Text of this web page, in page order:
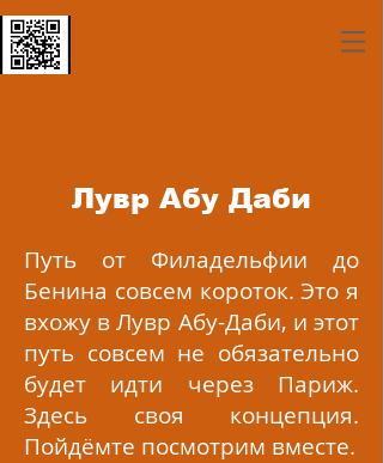
Лувр Абу Даби
Путь от Филадельфии до
Бенина совсем короток. Это я
вхожу в Лувр Абу-Даби, и этот
путь совсем не обязательно
будет идти через Париж.
Здесь своя концепция.
Пойдёмте посмотрим вместе.